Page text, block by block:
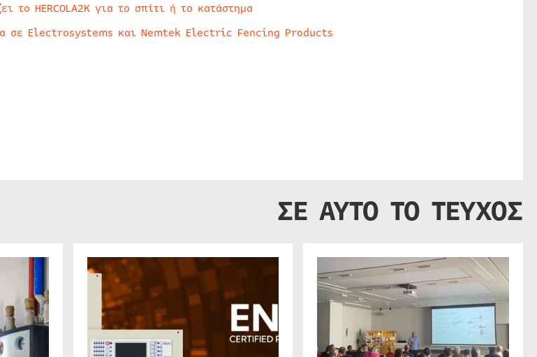
το HERCOLA2K για το σπίτι ή το κατάστημα
σε Electrosystems και Nemtek Electric Fencing Products
ΣΕ ΑΥΤΟ ΤΟ ΤΕΥΧΟΣ